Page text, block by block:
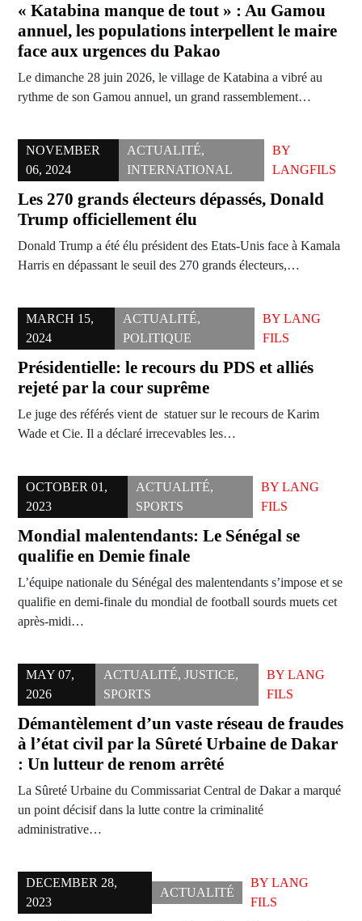
« Katabina manque de tout » : Au Gamou
annuel, les populations interpellent le maire
face aux urgences du Pakao
Le dimanche 28 juin 2026, le village de Katabina a vibré au
rythme de son Gamou annuel, un grand rassemblement…
NOVEMBER
06, 2024
ACTUALITÉ,
INTERNATIONAL
BY
LANGFILS
Les 270 grands électeurs dépassés, Donald
Trump officiellement élu
Donald Trump a été élu président des Etats-Unis face à Kamala
Harris en dépassant le seuil des 270 grands électeurs,…
MARCH 15,
2024
ACTUALITÉ,
POLITIQUE
BYLANG
FILS
Présidentielle: le recours du PDS et alliés
rejeté par la cour suprême
Le juge des référés vient de statuer sur le recours de Karim
Wade et Cie. Il a déclaré irrecevables les…
OCTOBER 01,
2023
ACTUALITÉ,
SPORTS
BYLANG
FILS
Mondial malentendants: Le Sénégal se
qualifie en Demie finale
L’équipe nationale du Sénégal des malentendants s’impose et se
qualifie en demi-finale du mondial de football sourds muets cet
après-midi…
MAY 07,
2026
ACTUALITÉ, JUSTICE,
SPORTS
BY LANG
FILS
Démantèlement d’un vaste réseau de fraudes
à l’état civil par la Sûreté Urbaine de Dakar
: Un lutteur de renom arrêté
La Sûreté Urbaine du Commissariat Central de Dakar a marqué
un point décisif dans la lutte contre la criminalité
administrative…
DECEMBER 28,
2023
ACTUALITÉ
BY LANG
FILS